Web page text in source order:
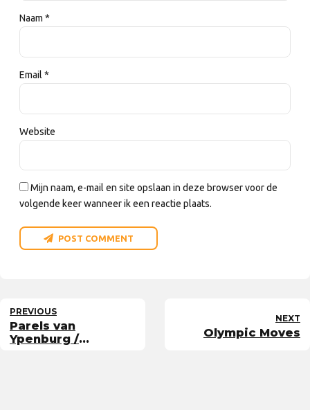
Naam *
Email *
Website
Mijn naam, e-mail en site opslaan in deze browser voor de
volgende keer wanneer ik een reactie plaats.
POST COMMENT
PREVIOUS
Parels van
Ypenburg /
NEXT
Olympic Moves